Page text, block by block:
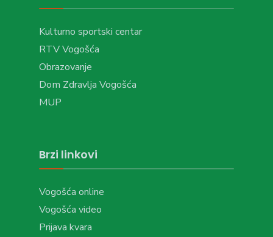
Kulturno sportski centar
RTV Vogošća
Obrazovanje
Dom Zdravlja Vogošća
MUP
Brzi linkovi
Vogošća online
Vogošća video
Prijava kvara